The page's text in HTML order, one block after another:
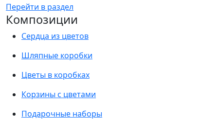
Перейти в раздел
Композиции
Сердца из цветов
Шляпные коробки
Цветы в коробках
Корзины с цветами
Подарочные наборы